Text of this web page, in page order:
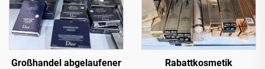
Großhandel abgelaufener
Rabattkosmetik